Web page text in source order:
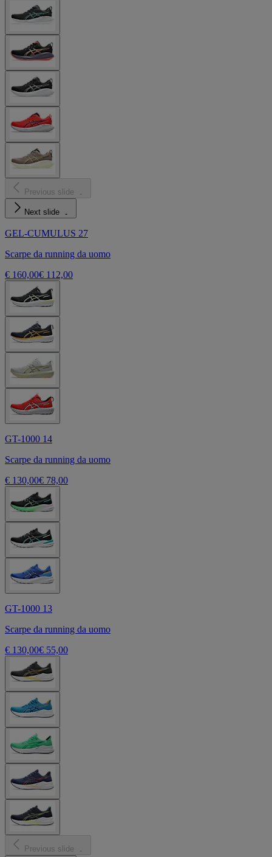
Previous slide
Next slide
GEL-CUMULUS 27
Scarpe da running da uomo
€ 160,00€ 112,00
GT-1000 14
Scarpe da running da uomo
€ 130,00€ 78,00
GT-1000 13
Scarpe da running da uomo
€ 130,00€ 55,00
Previous slide